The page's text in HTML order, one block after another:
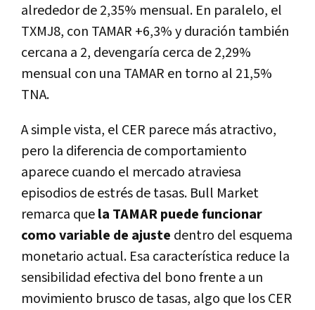
alrededor de 2,35% mensual. En paralelo, el
TXMJ8, con TAMAR +6,3% y duración también
cercana a 2, devengaría cerca de 2,29%
mensual con una TAMAR en torno al 21,5%
TNA.
A simple vista, el CER parece más atractivo,
pero la diferencia de comportamiento
aparece cuando el mercado atraviesa
episodios de estrés de tasas. Bull Market
remarca quela TAMAR puede funcionar
como variable de ajuste dentro del esquema
monetario actual. Esa característica reduce la
sensibilidad efectiva del bono frente a un
movimiento brusco de tasas, algo que los CER